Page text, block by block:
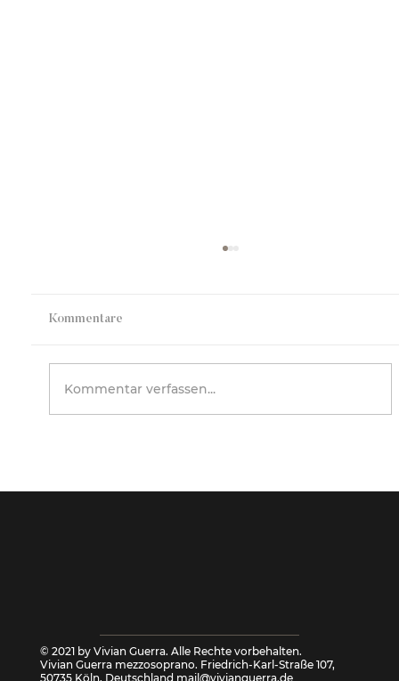
„Celestia“ ist ein Gesangsensemble, das
Stimmlagen besteht und 2024 von Vivian
Guerra aus dem Kreis engagierter
Kommentare
Kommentar verfassen...
© 2021 by Vivian Guerra. Alle Rechte vorbehalten.
Vivian Guerra mezzosoprano. Friedrich-Karl-Straße 107,
50735 Köln, Deutschland mail@vivianguerra.de